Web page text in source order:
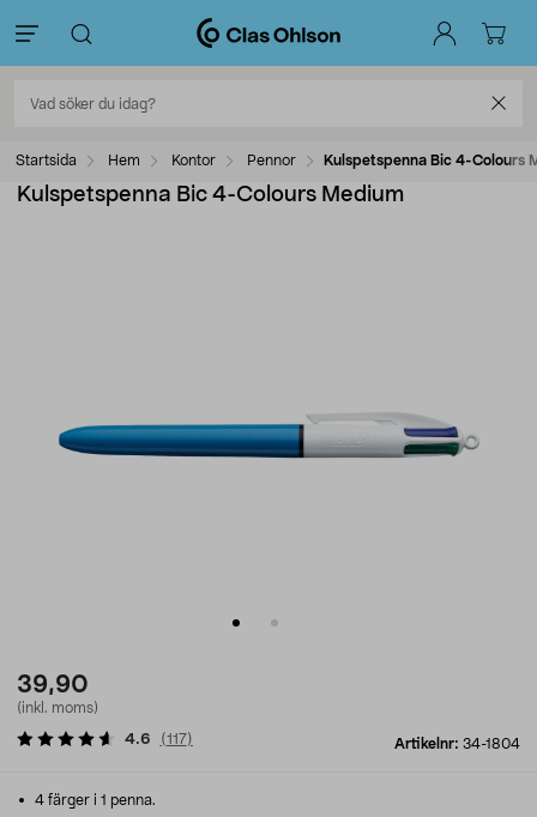
Startsida Hem Kontor Pennor Kulspetspenna Bic 4-Colours
Kulspetspenna Bic 4-Colours Medium
39,90
(inkl. moms)
Artikelnr: 34-1804
4.6 (117)
4 färger i 1 penna.